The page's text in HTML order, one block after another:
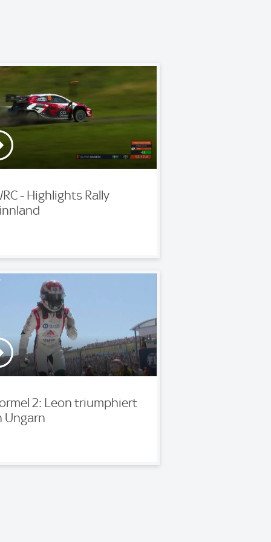
- Highlights Rally
2: Leon triumphiert
Ungarn